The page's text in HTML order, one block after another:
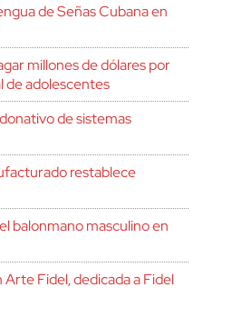
de Señas Cubana en
millones de dólares por
de adolescentes
de sistemas
restablece
balonmano masculino en
Fidel, dedicada a Fidel